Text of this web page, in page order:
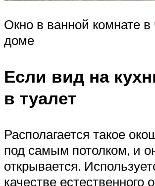
Окно в ванной комнате в
доме
Если вид на
в туалет
Располагается такое
под самым потолком, и
открывается.
качестве естественного